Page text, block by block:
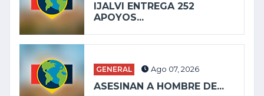
IJALVI ENTREGA 252
APOYOS...
GENERAL Ago 07, 2026
ASESINAN A HOMBRE DE...